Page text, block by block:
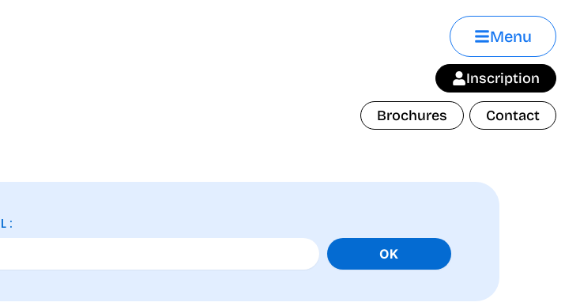
Menu
Inscription
Contact
Brochures
: